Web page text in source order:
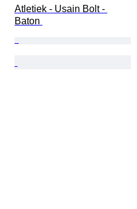
Atletiek - Usain Bolt -
Baton